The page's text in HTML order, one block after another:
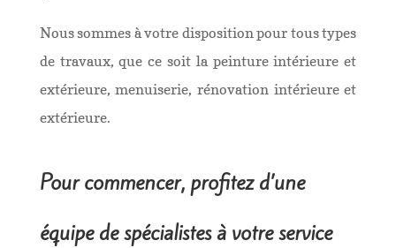
Nous sommes à votre disposition pour tous types
de travaux, que ce soit la peinture intérieure et
extérieure, menuiserie, rénovation intérieure et
extérieure.
Pour commencer, profitez d’une
équipe de spécialistes à votre service